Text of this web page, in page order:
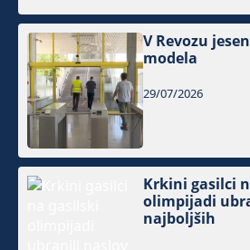
V Revozu
modela
29/07/2026
Krkini gasilci
olimpijadi
najboljših